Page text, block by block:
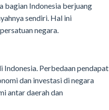
bagian Indonesia berjuang
sendiri. Hal ini
negara.
Indonesia. Perbedaan pendapat
dan investasi di negara
antar daerah dan